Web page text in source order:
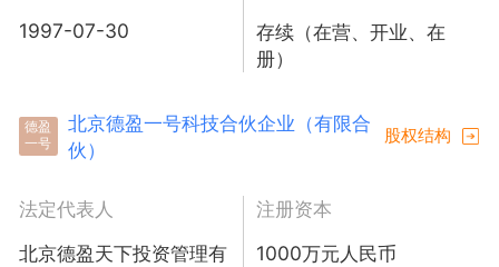
1997-07-30
存续（在营、开业、在
册）
德盈
一号
北京德盈一号科技合伙企业（有限合
伙）
股权结构
法定代表人
北京德盈天下投资管理有
注册资本
1000万元人民币